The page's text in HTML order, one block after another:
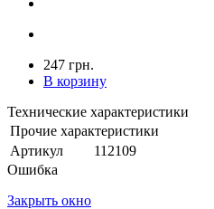
247 грн.
В корзину
Технические характеристики
Прочие характеристики
Артикул
112109
Ошибка
Закрыть окно